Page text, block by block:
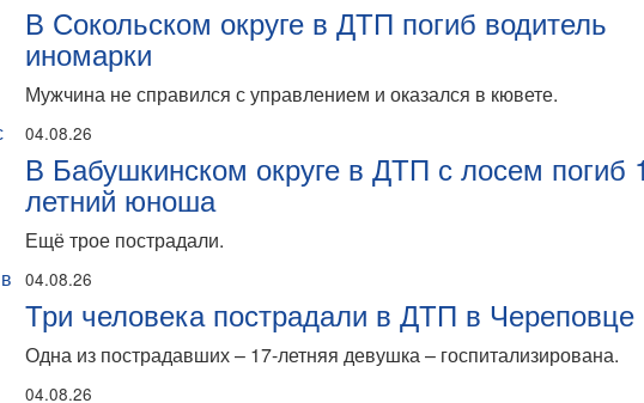
В Сокольском округе в ДТП погиб водитель
иномарки
Мужчина не справился с управлением и оказался в кювете.
04.08.26
В Бабушкинском округе в ДТП с лосем погиб
летний юноша
Ещё трое пострадали.
04.08.26
Три человека пострадали в ДТП в Череповце
Одна из пострадавших – 17-летняя девушка – госпитализирована.
04.08.26